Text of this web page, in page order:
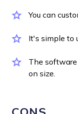
You can
It's simple to
The
on size.